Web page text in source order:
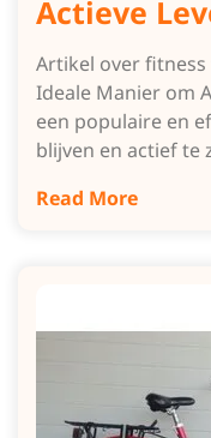
Actieve
Artikel over fitness
Ideale Manier om
een populaire en
blijven en actief te
Read More